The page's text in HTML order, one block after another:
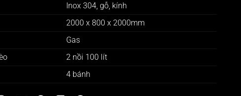
Inox 304, gỗ, kính
2000 x 800 x 2000mm
Gas
2 nồi 100 lít
4 bánh